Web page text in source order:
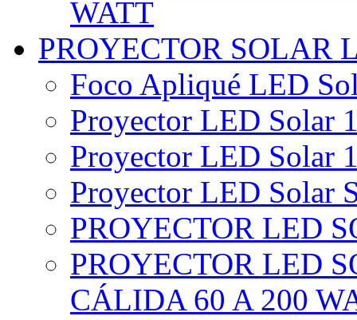
WATT
PROYECTOR SOLAR
Foco Apliqué LED
Proyector LED Solar
Proyector LED Solar
Proyector LED Solar
PROYECTOR LED
PROYECTOR LED
CÁLIDA 60 A 200